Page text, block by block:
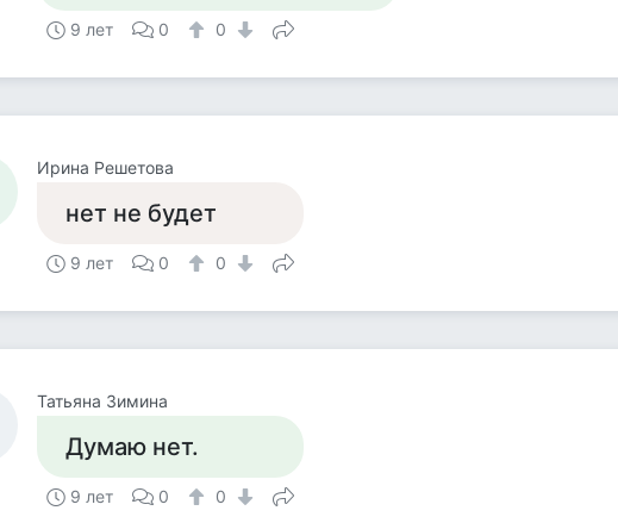
9 лет 0 0
Ирина Решетова
нет не будет
9 лет 0 0
Татьяна Зимина
Думаю нет.
9 лет 0 0